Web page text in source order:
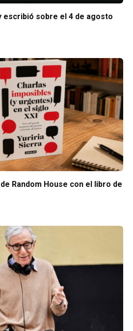
escribió sobre el 4 de agosto
Random House con el libro de